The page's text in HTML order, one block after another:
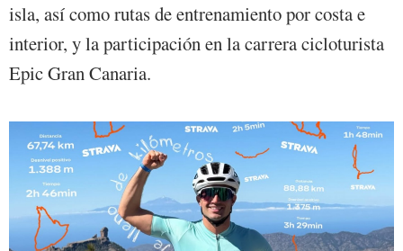
isla, así como rutas de entrenamiento por costa e
interior, y la participación en la carrera cicloturista
Epic Gran Canaria.